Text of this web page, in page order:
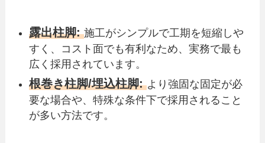
露出柱脚: 施工がシンプルで工期を短縮しや
すく、コスト面でも有利なため、実務で最も
広く採用されています。
根巻き柱脚/埋込柱脚: より強固な固定が必
要な場合や、特殊な条件下で採用されること
が多い方法です。